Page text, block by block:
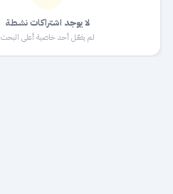
لا يوجد اشتراكات نشطة
لم يفعّل أحد خاصية أعلى البحث